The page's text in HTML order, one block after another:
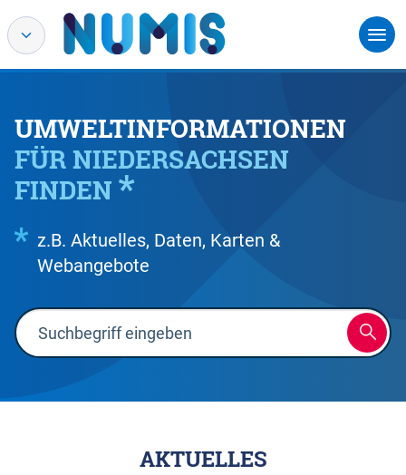
UMWELTINFORMATIONEN
FÜR NIEDERSACHSEN
FINDEN
z.B. Aktuelles, Daten, Karten &
Webangebote
AKTUELLES